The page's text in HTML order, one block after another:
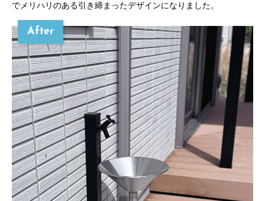
でメリハリのある引き締まったデザインになりました。
After